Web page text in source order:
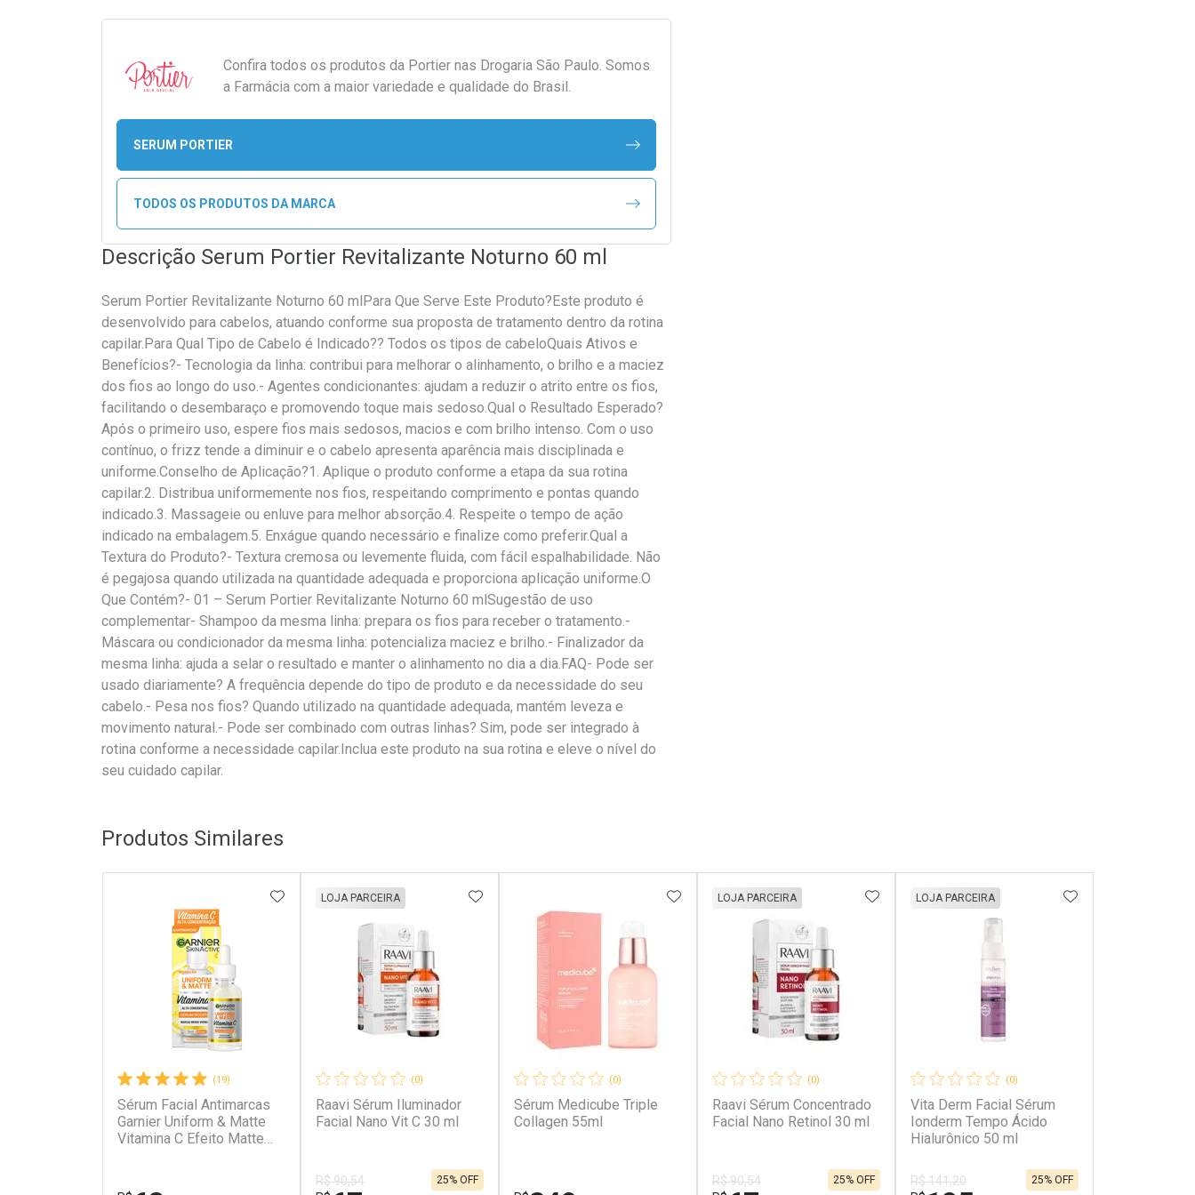
Confira todos os produtos da Portier nas Drogaria São Paulo. Somos
a Farmácia com a maior variedade e qualidade do Brasil.
SERUM PORTIER
TODOS OS PRODUTOS DA MARCA
Descrição Serum Portier Revitalizante Noturno 60 ml
Serum Portier Revitalizante Noturno 60 mlPara Que Serve Este Produto?Este produto é
desenvolvido para cabelos, atuando conforme sua proposta de tratamento dentro da rotina
capilar.Para Qual Tipo de Cabelo é Indicado?? Todos os tipos de cabeloQuais Ativos e
Benefícios?- Tecnologia da linha: contribui para melhorar o alinhamento, o brilho e a maciez
dos fios ao longo do uso.- Agentes condicionantes: ajudam a reduzir o atrito entre os fios,
facilitando o desembaraço e promovendo toque mais sedoso.Qual o Resultado Esperado?
Após o primeiro uso, espere fios mais sedosos, macios e com brilho intenso. Com o uso
contínuo, o frizz tende a diminuir e o cabelo apresenta aparência mais disciplinada e
uniforme.Conselho de Aplicação?1. Aplique o produto conforme a etapa da sua rotina
capilar.2. Distribua uniformemente nos fios, respeitando comprimento e pontas quando
indicado.3. Massageie ou enluve para melhor absorção.4. Respeite o tempo de ação
indicado na embalagem.5. Enxágue quando necessário e finalize como preferir.Qual a
Textura do Produto?- Textura cremosa ou levemente fluida, com fácil espalhabilidade. Não
é pegajosa quando utilizada na quantidade adequada e proporciona aplicação uniforme.O
Que Contém?- 01 – Serum Portier Revitalizante Noturno 60 mlSugestão de uso
complementar- Shampoo da mesma linha: prepara os fios para receber o tratamento.-
Máscara ou condicionador da mesma linha: potencializa maciez e brilho.- Finalizador da
mesma linha: ajuda a selar o resultado e manter o alinhamento no dia a dia.FAQ- Pode ser
usado diariamente? A frequência depende do tipo de produto e da necessidade do seu
cabelo.- Pesa nos fios? Quando utilizado na quantidade adequada, mantém leveza e
movimento natural.- Pode ser combinado com outras linhas? Sim, pode ser integrado à
rotina conforme a necessidade capilar.Inclua este produto na sua rotina e eleve o nível do
seu cuidado capilar.
Produtos Similares
(19)
Sérum Facial Antimarcas
Garnier Uniform & Matte
Vitamina C Efeito Matte
ADICIONAR AOS FAVORITOS
(0)
Raavi Sérum Iluminador
Facial Nano Vit C 30 ml
LOJA PARCEIRA
R$ 90,54
25% OFF
ADICIONAR AOS FAVORITOS
(0)
Sérum Medicube Triple
Collagen 55ml
ADICIONAR AOS FAVORITOS
(0)
Raavi Sérum Concentrado
Facial Nano Retinol 30 ml
LOJA PARCEIRA
R$ 90,54
25% OFF
ADICIONAR AOS FAVORITOS
(0)
Vita Derm Facial Sérum
Ionderm Tempo Ácido
Hialurônico 50 ml
LOJA PARCEIRA
R$ 141,20
25% OFF
ADICIONAR AOS